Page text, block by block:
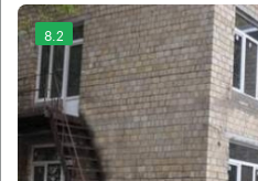
8.2